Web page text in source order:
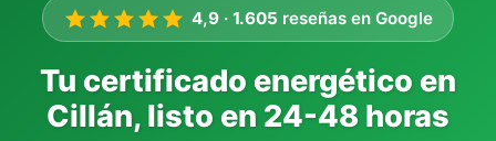
4,9 · 1.605 reseñas en Google
Tu certificado energético en
Cillán, listo en 24-48 horas